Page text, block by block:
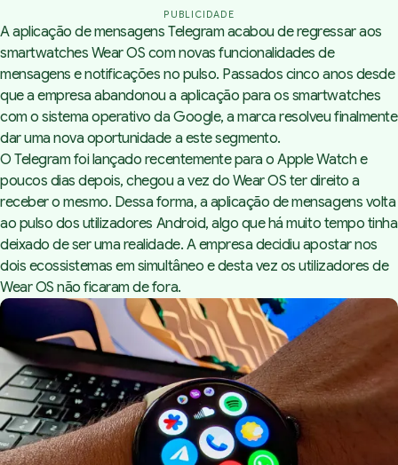
PUBLICIDADE
A aplicação de mensagens Telegram acabou de regressar aos
smartwatches Wear OS com novas funcionalidades de
mensagens e notificações no pulso. Passados cinco anos desde
que a empresa abandonou a aplicação para os smartwatches
com o sistema operativo da Google, a marca resolveu finalmente
dar uma nova oportunidade a este segmento.
O Telegram foi lançado recentemente para o Apple Watch e
poucos dias depois, chegou a vez do Wear OS ter direito a
receber o mesmo. Dessa forma, a aplicação de mensagens volta
ao pulso dos utilizadores Android, algo que há muito tempo tinha
deixado de ser uma realidade. A empresa decidiu apostar nos
dois ecossistemas em simultâneo e desta vez os utilizadores de
Wear OS não ficaram de fora.